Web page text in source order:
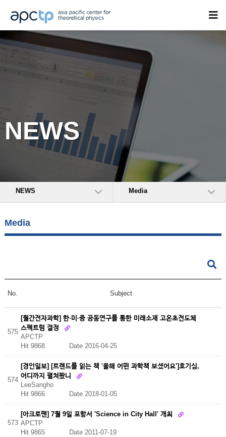
NEWS
NEWS Media
Media
No. Subject
575
[월간전자과학] 한·미·중 공동연구를 통한 미래소재 고온초전도체
스펙트럼 결정
APCTP
Hit 9868 Date 2016-04-25
574
[경인일보] [트렌드를 읽는 책 '올해 어떤 과학책 보셨어요']호기심,
어디까지 펼쳐봤니
LeeSangho
Hit 9866 Date 2018-01-05
573
[아크로팬] 7월 9일 포항서 'Science in City Hall' 개최
APCTP
Hit 9865
Date 2011-07-19